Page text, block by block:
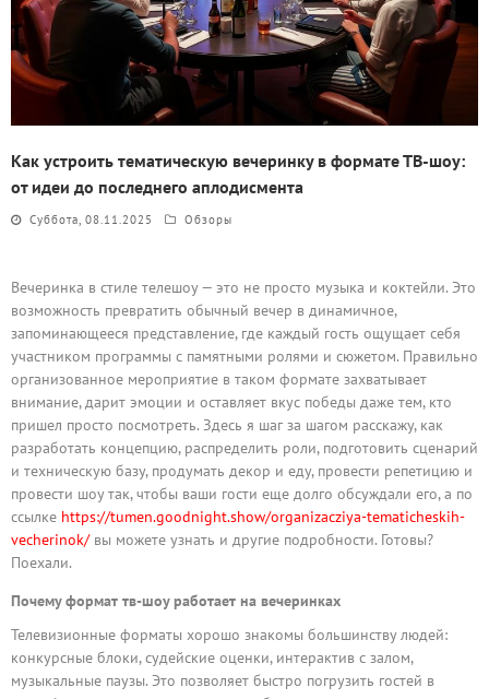
Как устроить тематическую вечеринку в формате ТВ-шоу:
от идеи до последнего аплодисмента
Суббота, 08.11.2025 Обзоры
Вечеринка в стиле телешоу — это не просто музыка и коктейли. Это
возможность превратить обычный вечер в динамичное,
запоминающееся представление, где каждый гость ощущает себя
участником программы с памятными ролями и сюжетом. Правильно
организованное мероприятие в таком формате захватывает
внимание, дарит эмоции и оставляет вкус победы даже тем, кто
пришел просто посмотреть. Здесь я шаг за шагом расскажу, как
разработать концепцию, распределить роли, подготовить сценарий
и техническую базу, продумать декор и еду, провести репетицию и
провести шоу так, чтобы ваши гости еще долго обсуждали его, а по
ссылке https://tumen.goodnight.show/organizacziya-tematicheskih-
vecherinok/вы можете узнать и другие подробности. Готовы?
Поехали.
Почему формат тв-шоу работает на вечеринках
Телевизионные форматы хорошо знакомы большинству людей:
конкурсные блоки, судейские оценки, интерактив с залом,
музыкальные паузы. Это позволяет быстро погрузить гостей в